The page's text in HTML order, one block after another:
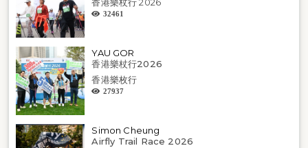
32461
YAU GOR
香港樂杖行2026
香港樂枚行
27937
Simon Cheung
Airfly Trail Race 2026